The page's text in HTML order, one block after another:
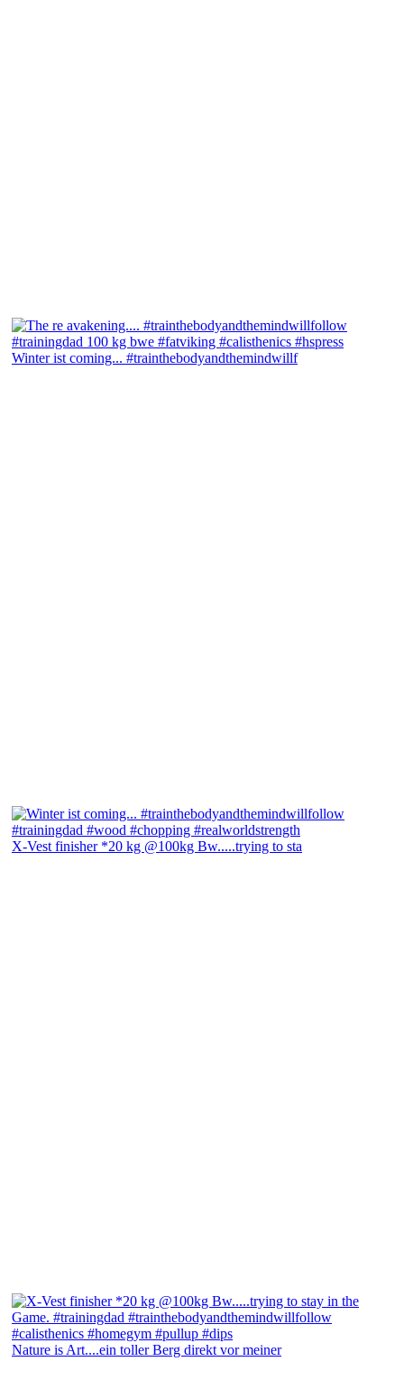
Winter ist coming... #trainthebodyandthemindwillf
X-Vest finisher *20 kg @100kg Bw.....trying to sta
Nature is Art....ein toller Berg direkt vor meiner